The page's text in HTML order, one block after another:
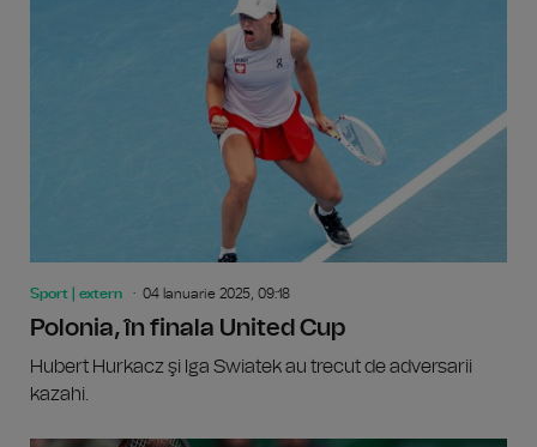
Sport | extern 04 Ianuarie 2025, 09:18
Polonia, în finala United Cup
Hubert Hurkacz şi Iga Swiatek au trecut de adversarii
kazahi.